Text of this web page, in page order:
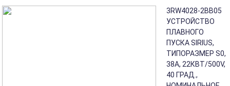
3RW4028-2BB05
УСТРОЙСТВО
ПЛАВНОГО
ПУСКА SIRIUS,
ТИПОРАЗМЕР S0,
38A, 22КВТ/500V,
40 ГРАД.,